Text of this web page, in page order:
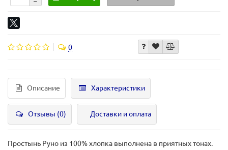
0
Описание Характеристики
Отзывы (0) Доставки и оплата
Простынь Руно из 100% хлопка выполнена в приятных тонах.